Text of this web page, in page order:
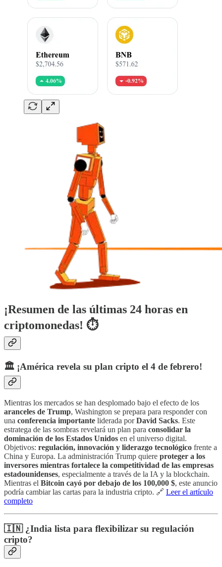
¡Resumen de las últimas 24 horas en
criptomonedas! ⏱
🏛️ ¡América revela su plan cripto el 4 de febrero!
Mientras los mercados se han desplomado bajo el efecto de los
aranceles de Trump, Washington se prepara para responder con
una conferencia importante liderada porDavid Sacks. Este
estratega de las sombras revelará un plan para consolidar la
dominación de los Estados Unidos en el universo digital.
Objetivos: regulación, innovación y liderazgo tecnológico frente a
China y Europa. La administración Trump quiere proteger a los
inversores mientras fortalece la competitividad de las empresas
estadounidenses, especialmente a través de la IA y la blockchain.
Mientras el Bitcoin cayó por debajo de los 100,000 $, este anuncio
podría cambiar las cartas para la industria cripto. 🔗 Leer el artículo
completo
🇮🇳 ¿India lista para flexibilizar su regulación
cripto?